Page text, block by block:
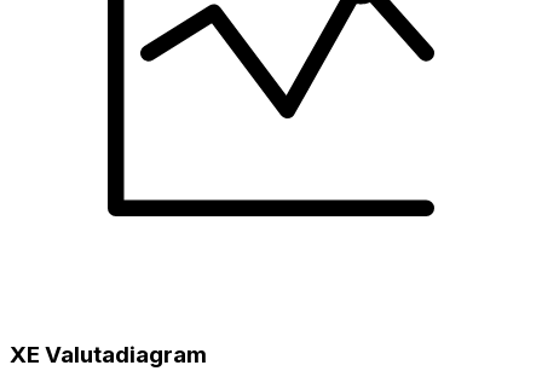
XE Valutadiagram